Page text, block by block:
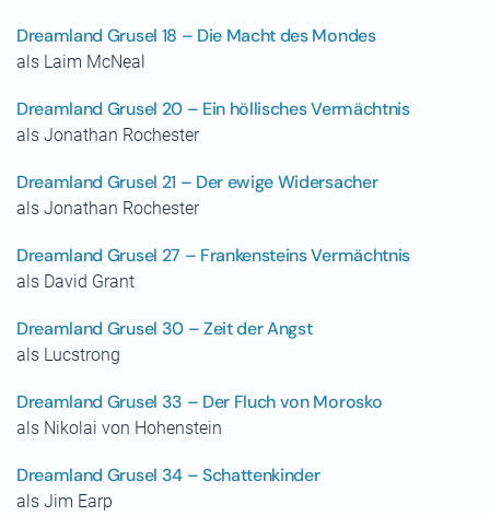
Dreamland Grusel 18 – Die Macht des Mondes
als Laim McNeal
Dreamland Grusel 20 – Ein höllisches Vermächtnis
als Jonathan Rochester
Dreamland Grusel 21 – Der ewige Widersacher
als Jonathan Rochester
Dreamland Grusel 27 – Frankensteins Vermächtnis
als David Grant
Dreamland Grusel 30 – Zeit der Angst
als Lucstrong
Dreamland Grusel 33 – Der Fluch von Morosko
als Nikolai von Hohenstein
Dreamland Grusel 34 – Schattenkinder
als Jim Earp